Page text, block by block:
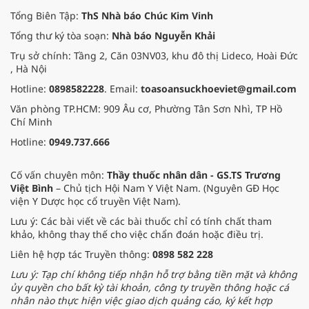
Tổng Biên Tập: ThS Nhà báo Chúc Kim Vinh
Tổng thư ký tòa soạn: Nhà báo Nguyễn Khải
Trụ sở chính: Tầng 2, Căn 03NV03, khu đô thị Lideco, Hoài Đức
, Hà Nội
Hotline: 0898582228. Email: toasoansuckhoeviet@gmail.com
Văn phòng TP.HCM: 909 Âu cơ, Phường Tân Sơn Nhì, TP Hồ
Chí Minh
Hotline: 0949.737.666
Cố vấn chuyên môn: Thầy thuốc nhân dân - GS.TS Trương
Việt Bình – Chủ tịch Hội Nam Y Việt Nam. (Nguyên GĐ Học
viện Y Dược học cổ truyền Việt Nam).
Lưu ý: Các bài viết về các bài thuốc chỉ có tính chất tham
khảo, không thay thế cho việc chẩn đoán hoặc điều trị.
Liên hệ hợp tác Truyền thông: 0898 582 228
Lưu ý: Tạp chí không tiếp nhận hỗ trợ bằng tiền mặt và không
ủy quyền cho bất kỳ tài khoản, công ty truyền thông hoặc cá
nhân nào thực hiện việc giao dịch quảng cáo, ký kết hợp